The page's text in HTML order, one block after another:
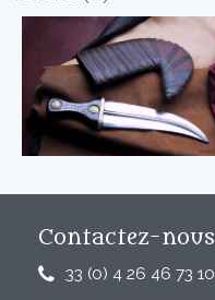
Contactez-nous
33 (0) 4 26 46 73 10